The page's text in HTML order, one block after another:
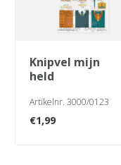
knipvel mijn
held
Artikelnr. 3000/0123
€1,99